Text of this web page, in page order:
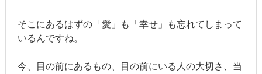
そこにあるはずの「愛」も「幸せ」も忘れてしまって
いるんですね。
今、目の前にあるもの、目の前にいる人の大切さ、当